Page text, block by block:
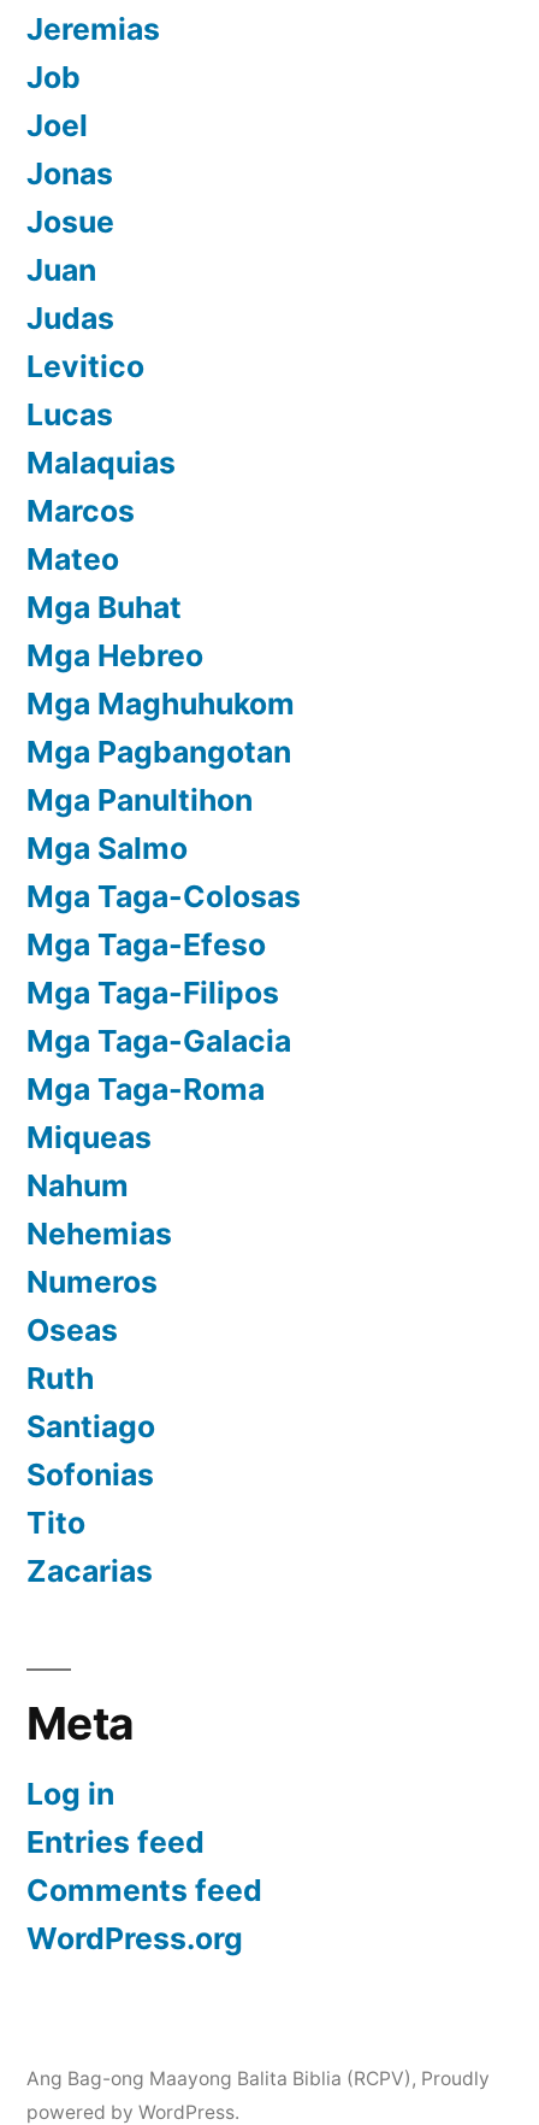
Jeremias
Job
Joel
Jonas
Josue
Juan
Judas
Levitico
Lucas
Malaquias
Marcos
Mateo
Mga Buhat
Mga Hebreo
Mga Maghuhukom
Mga Pagbangotan
Mga Panultihon
Mga Salmo
Mga Taga-Colosas
Mga Taga-Efeso
Mga Taga-Filipos
Mga Taga-Galacia
Mga Taga-Roma
Miqueas
Nahum
Nehemias
Numeros
Oseas
Ruth
Santiago
Sofonias
Tito
Zacarias
Meta
Log in
Entries feed
Comments feed
WordPress.org
Ang Bag-ong Maayong Balita Biblia (RCPV) , Proudly
powered by WordPress.